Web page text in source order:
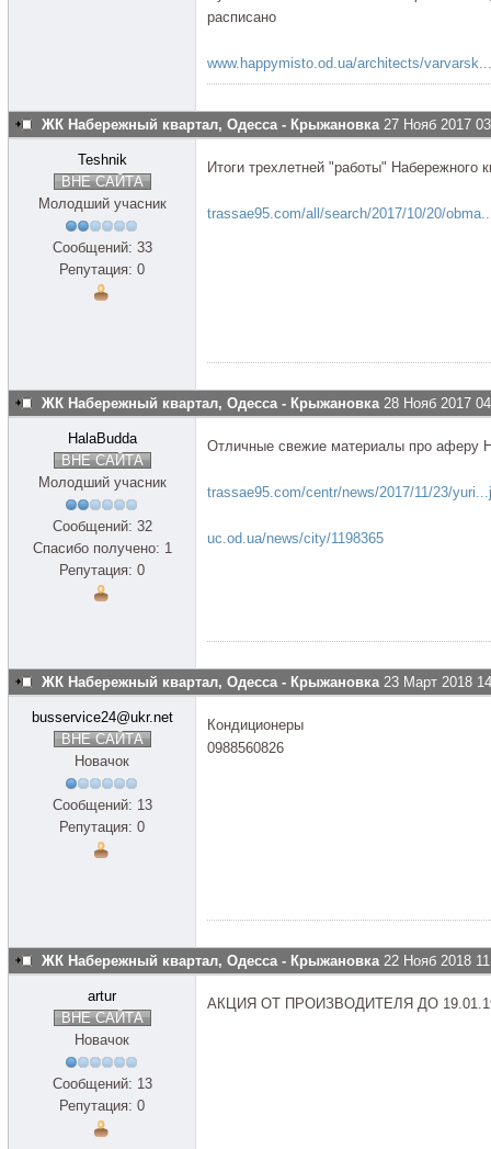
расписано
www.happymisto.od.ua/architects/
ЖК Набережный квартал, Одесса - Крыжановка 27 Нояб 2017
Teshnik
ВНЕ САЙТА
Молодший учасник
Сообщений: 33
Репутация: 0
Итоги трехлетней "работы" Набережного
trassae95.com/all/search/2017/10/20/
ЖК Набережный квартал, Одесса - Крыжановка 28 Нояб 2017
HalaBudda
ВНЕ САЙТА
Молодший учасник
Сообщений: 32
Спасибо получено: 1
Репутация: 0
Отличные свежие материалы про аферу
trassae95.com/centr/news/2017/11/23/
uc.od.ua/news/city/1198365
ЖК Набережный квартал, Одесса - Крыжановка 23 Март 2018
busservice24@ukr.net
ВНЕ САЙТА
Новачок
Сообщений: 13
Репутация: 0
Кондиционеры
0988560826
ЖК Набережный квартал, Одесса - Крыжановка 22 Нояб 2018
artur
ВНЕ САЙТА
Новачок
Сообщений: 13
Репутация: 0
АКЦИЯ ОТ ПРОИЗВОДИТЕЛЯ ДО